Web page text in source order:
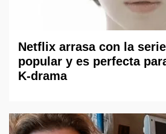
Netflix arrasa con la
popular y es perfecta
K-drama